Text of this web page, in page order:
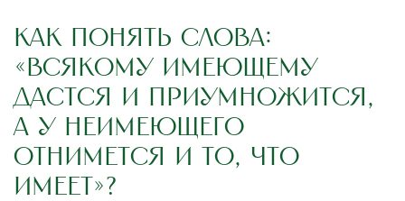
КАК ПОНЯТЬ СЛОВА:
«ВСЯКОМУ ИМЕЮЩЕМУ
ДАСТСЯ И ПРИУМНОЖИТСЯ,
А У НЕИМЕЮЩЕГО
ОТНИМЕТСЯ И ТО, ЧТО
ИМЕЕТ»?